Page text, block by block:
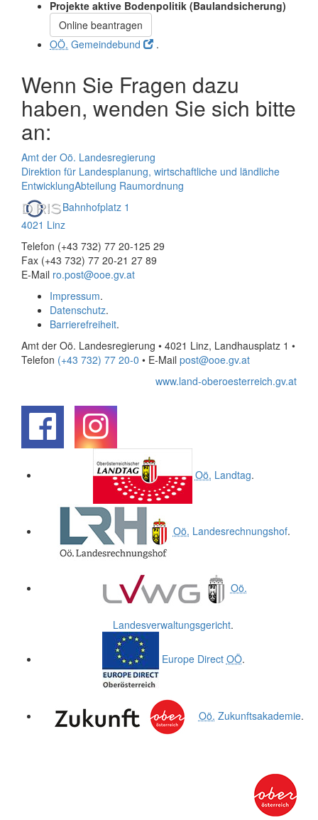
Projekte aktive Bodenpolitik (Baulandsicherung)
Online beantragen
OÖ. Gemeindebund .
Wenn Sie Fragen dazu
haben, wenden Sie sich bitte
an:
Amt der Oö. Landesregierung
Direktion für Landesplanung, wirtschaftliche und ländliche
EntwicklungAbteilung Raumordnung
Bahnhofplatz 1
4021 Linz
Telefon (+43 732) 77 20-125 29
Fax (+43 732) 77 20-21 27 89
E-Mail ro.post@ooe.gv.at
Impressum.
Datenschutz.
Barrierefreiheit.
Amt der Oö. Landesregierung • 4021 Linz, Landhausplatz 1 •
Telefon (+43 732) 77 20-0 • E-Mail post@ooe.gv.at
www.land-oberoesterreich.gv.at
Oö. Landtag.
Oö. Landesrechnungshof.
Oö.
Landesverwaltungsgericht.
Europe Direct OÖ.
Oö. Zukunftsakademie.